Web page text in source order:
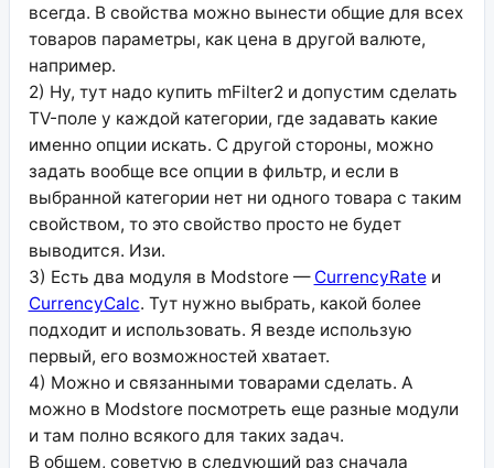
всегда. В свойства можно вынести общие для всех
товаров параметры, как цена в другой валюте,
например.
2) Ну, тут надо купить mFilter2 и допустим сделать
TV-поле у каждой категории, где задавать какие
именно опции искать. С другой стороны, можно
задать вообще все опции в фильтр, и если в
выбранной категории нет ни одного товара с таким
свойством, то это свойство просто не будет
выводится. Изи.
3) Есть два модуля в Modstore — CurrencyRateи
CurrencyCalc. Тут нужно выбрать, какой более
подходит и использовать. Я везде использую
первый, его возможностей хватает.
4) Можно и связанными товарами сделать. А
можно в Modstore посмотреть еще разные модули
и там полно всякого для таких задач.
В общем, советую в следующий раз сначала